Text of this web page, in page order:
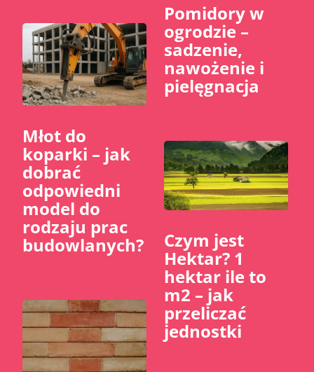
Młot do
koparki – jak
dobrać
odpowiedni
model do
rodzaju prac
budowlanych?
Pomidory w
ogrodzie –
sadzenie,
nawożenie i
pielęgnacja
Czym jest
Hektar? 1
hektar ile to
m2 – jak
przeliczać
jednostki